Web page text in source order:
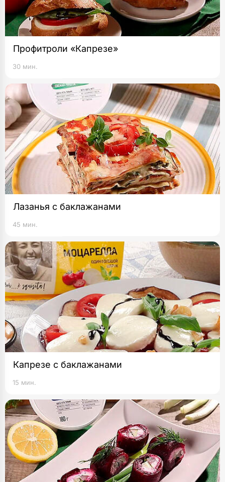
Профитроли «Капрезе»
30 мин.
Лазанья с баклажанами
45 мин.
Капрезе с баклажанами
15 мин.